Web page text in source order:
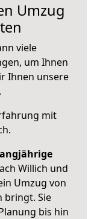
Umzug
viele
um Ihnen
Ihnen unsere
mit
.
Willich und
Umzug von
bringt. Sie
bis hin